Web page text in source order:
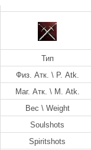
Тип
Физ. Атк. \ P. Atk.
Маг. Атк. \ M. Atk.
Вес \ Weight
Soulshots
Spiritshots